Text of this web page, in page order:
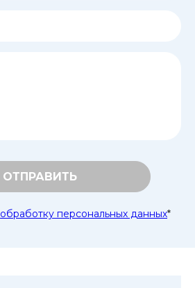
ОТПРАВИТЬ
обработку персональных данных*